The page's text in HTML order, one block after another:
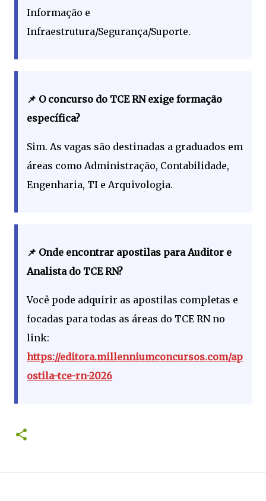
Informação e
Infraestrutura/Segurança/Suporte.
📌 O concurso do TCE RN exige formação
específica?
Sim. As vagas são destinadas a graduados em
áreas como Administração, Contabilidade,
Engenharia, TI e Arquivologia.
📌 Onde encontrar apostilas para Auditor e
Analista do TCE RN?
Você pode adquirir as apostilas completas e
focadas para todas as áreas do TCE RN no
link:
https://editora.millenniumconcursos.com/ap
ostila-tce-rn-2026